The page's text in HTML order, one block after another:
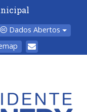
Dados Abertos